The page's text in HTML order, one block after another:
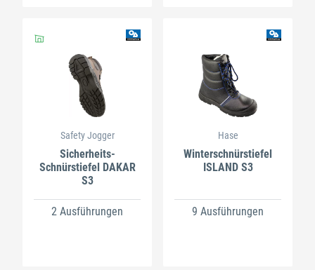
Safety Jogger
Sicherheits-
Schnürstiefel DAKAR
S3
2 Ausführungen
Hase
Winterschnürstiefel
ISLAND S3
9 Ausführungen